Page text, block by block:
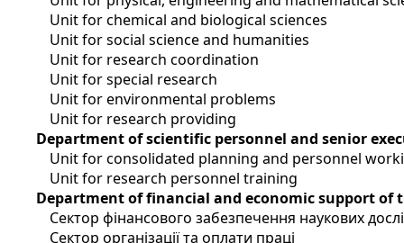
Unit for chemical and biological sciences
Unit for social science and humanities
Unit for research coordination
Unit for special research
Unit for environmental problems
Unit for research providing
Department of scientific personnel and senior
Unit for consolidated planning and personnel
Unit for research personnel training
Department of financial and economic support of
Сектор фінансового забезпечення наукових
Сектор організації та оплати праці